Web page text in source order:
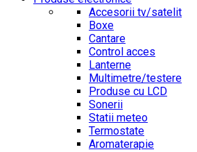
Accesorii tv/satelit
Boxe
Cantare
Control acces
Lanterne
Multimetre/testere
Produse cu LCD
Sonerii
Statii meteo
Termostate
Aromaterapie